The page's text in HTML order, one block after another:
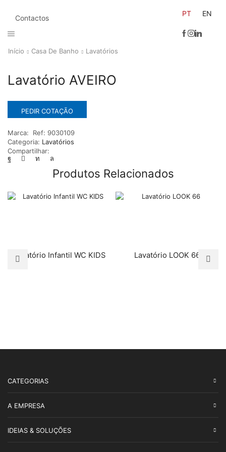
Contactos
PT EN
Início Casa De Banho Lavatórios
Lavatório AVEIRO
PEDIR COTAÇÃO
Marca: Ref: 9030109
Categoria: Lavatórios
Compartilhar:
Produtos Relacionados
Lavatório Infantil WC KIDS Lavatório LOOK 66
CATEGORIAS
A EMPRESA
IDEIAS & SOLUÇÕES